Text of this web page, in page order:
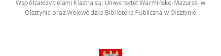
Współzałożycielami Klastra są: Uniwersytet Warmińsko-Mazurski w
Olsztynie oraz Wojewódzka Biblioteka Publiczna w Olsztynie